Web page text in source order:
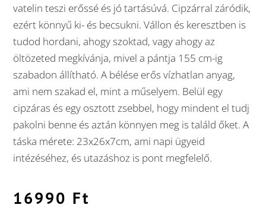
vatelin teszi erőssé és jó tartásúvá. Cipzárral záródik,
ezért könnyű ki- és becsukni. Vállon és keresztben is
tudod hordani, ahogy szoktad, vagy ahogy az
öltözeted megkívánja, mivel a pántja 155 cm-ig
szabadon állítható. A bélése erős vízhatlan anyag,
ami nem szakad el, mint a műselyem. Belül egy
cipzáras és egy osztott zsebbel, hogy mindent el tudj
pakolni benne és aztán könnyen meg is találd őket. A
táska mérete: 23x26x7cm, ami napi ügyeid
intézéséhez, és utazáshoz is pont megfelelő.
16990 Ft